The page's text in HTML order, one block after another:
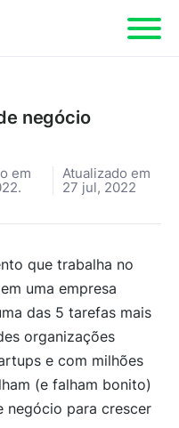
negócio
em
Atualizado em
27 jul, 2022
que trabalha no
uma empresa
das 5 tarefas mais
organizações
e com milhões
(e falham bonito)
negócio para crescer